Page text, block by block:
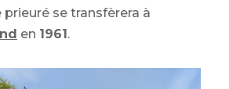
prieuré se transfèrera à
en 1961.